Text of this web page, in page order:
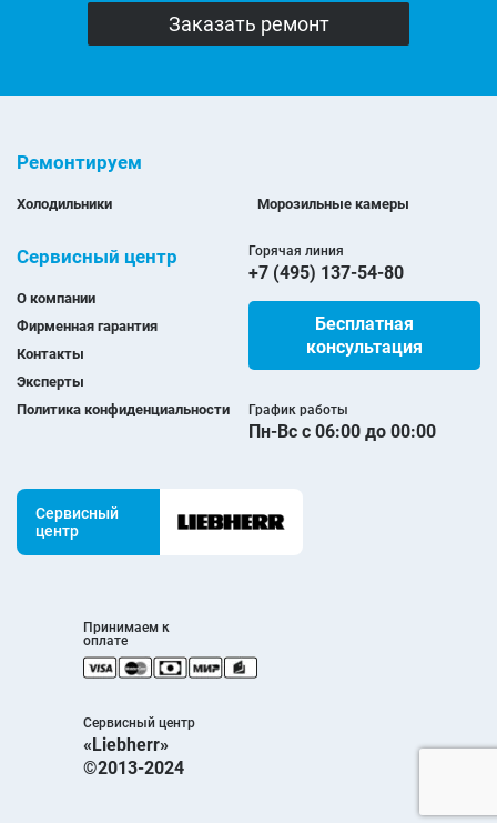
Ремонтируем
Холодильники Морозильные камеры
Сервисный центр
О компании
Фирменная гарантия
Контакты
Эксперты
Политика конфиденциальности
Горячая линия
+7 (495) 137-54-80
Бесплатная
консультация
График работы
Пн-Вс с 06:00 до 00:00
Сервисный
центр
Принимаем к
оплате
Сервисный центр
«Liebherr»
©2013-2024